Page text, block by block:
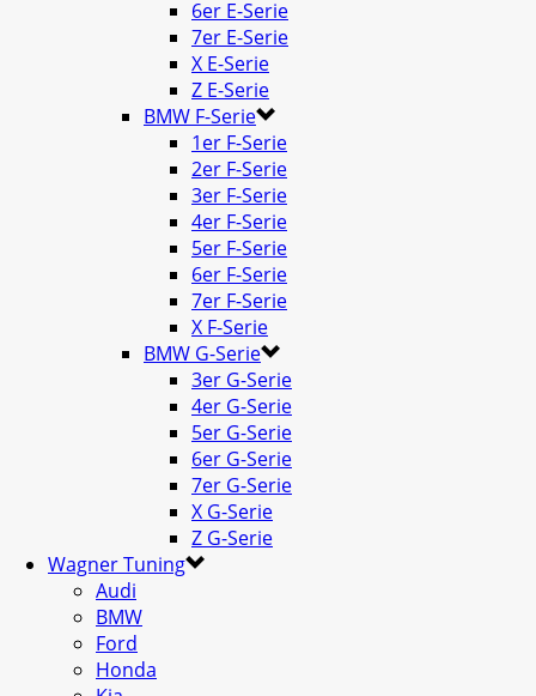
6er E-Serie
7er E-Serie
X E-Serie
Z E-Serie
BMW F-Serie
1er F-Serie
2er F-Serie
3er F-Serie
4er F-Serie
5er F-Serie
6er F-Serie
7er F-Serie
X F-Serie
BMW G-Serie
3er G-Serie
4er G-Serie
5er G-Serie
6er G-Serie
7er G-Serie
X G-Serie
Z G-Serie
Wagner Tuning
Audi
BMW
Ford
Honda